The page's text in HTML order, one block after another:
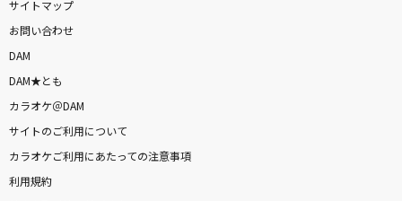
サイトマップ
お問い合わせ
DAM
DAM★とも
カラオケ＠DAM
サイトのご利用について
カラオケご利用にあたっての注意事項
利用規約